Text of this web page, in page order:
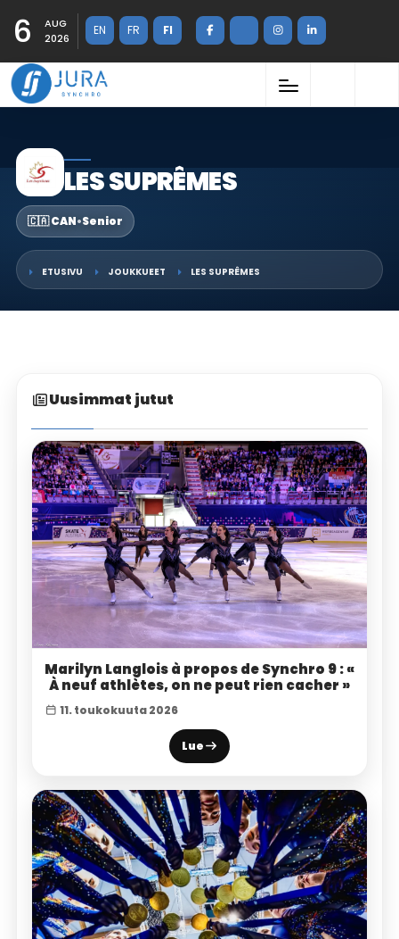
6
AUG
2026
EN FR FI
LES SUPRÊMES
🇨🇦 CAN•Senior
ETUSIVU JOUKKUEET LES SUPRÊMES
Uusimmat jutut
Marilyn Langlois à propos de Synchro 9 : «
À neuf athlètes, on ne peut rien cacher »
11. toukokuuta 2026
Lue